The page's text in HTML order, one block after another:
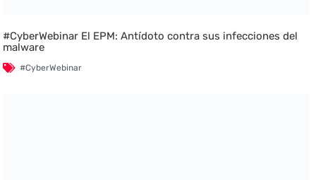
#CyberWebinar El EPM: Antídoto contra sus infecciones del
malware
#CyberWebinar